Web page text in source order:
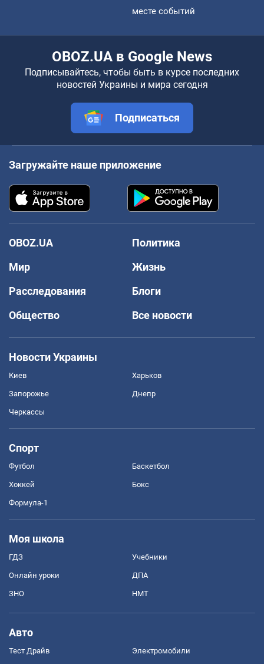
месте событий
OBOZ.UA в Google News
Подписывайтесь, чтобы быть в курсе последних
новостей Украины и мира сегодня
Подписаться
Загружайте наше приложение
OBOZ.UA
Политика
Мир
Жизнь
Расследования
Блоги
Общество
Все новости
Новости Украины
Киев Харьков
Запорожье Днепр
Черкассы
Спорт
Футбол Баскетбол
Хоккей Бокс
Формула-1
Моя школа
ГДЗ Учебники
Онлайн уроки ДПА
ЗНО НМТ
Авто
Тест Драйв Электромобили